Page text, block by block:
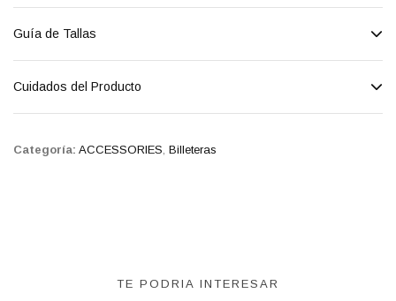
Guía de Tallas
Cuidados del Producto
Categoría: ACCESSORIES Billeteras
TE PODRIA INTERESAR